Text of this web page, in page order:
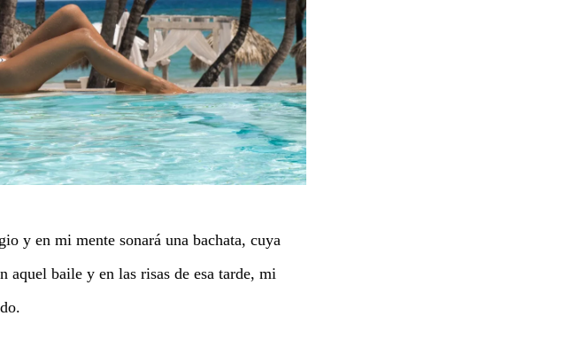
y en mi mente sonará una bachata, cuya
aquel baile y en las risas de esa tarde, mi